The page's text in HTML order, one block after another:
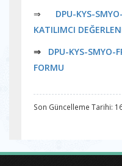
⇒ DPU-KYS-
KATILIMCI
⇒ DPU-KYS-
FORMU
Son Güncelleme Tarihi: